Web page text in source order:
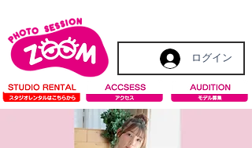
ログイン